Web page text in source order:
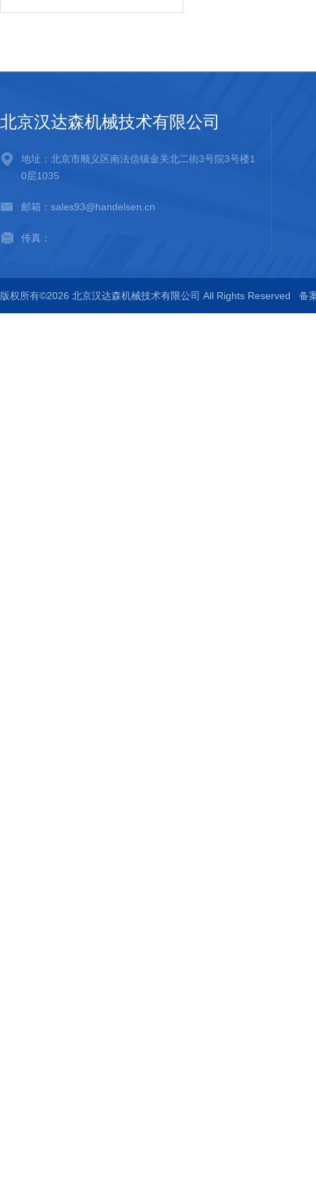
北京汉达森机械技术有限公司
地址：北京市顺义区南法信镇金关北二街3号院3号楼1
0层1035
邮箱：sales93@handelsen.cn
传真：
版权所有©2026 北京汉达森机械技术有限公司 All Rights Reserved 备